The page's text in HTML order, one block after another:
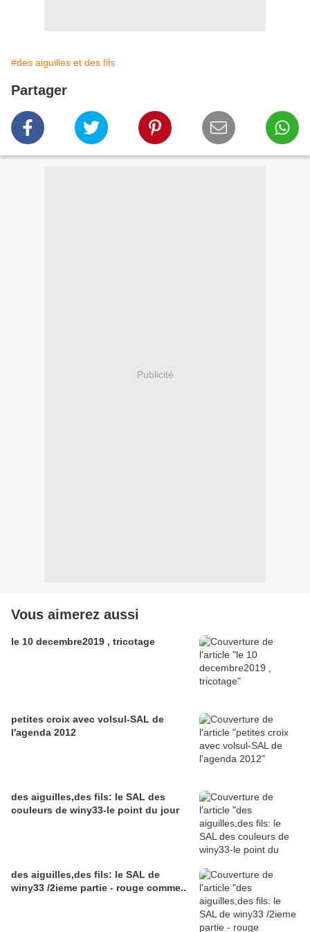
#des aiguilles et des fils
Partager
Publicité
Vous aimerez aussi
le 10 decembre2019 , tricotage
petites croix avec volsul-SAL de
l'agenda 2012
des aiguilles,des fils: le SAL des
couleurs de winy33-le point du jour
des aiguilles,des fils: le SAL de
winy33 /2ieme partie - rouge comme..